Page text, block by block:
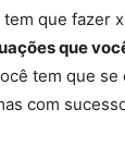
tem que fazer
que
tem que
com